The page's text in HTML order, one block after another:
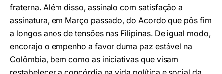
fraterna. Além disso, assinalo com satisfação a
assinatura, em Março passado, do Acordo que pôs fim
a longos anos de tensões nas Filipinas. De igual modo,
encorajo o empenho a favor duma paz estável na
Colômbia, bem como as iniciativas que visam
restabelecer a concórdia na vida política e social da